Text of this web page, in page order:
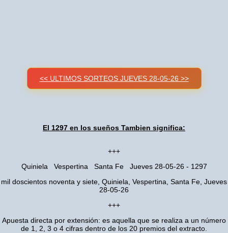
<< ULTIMOS SORTEOS JUEVES 28-05-26 >>
El 1297 en los sueños Tambien significa:
+++
Quiniela Vespertina Santa Fe Jueves 28-05-26 - 1297
mil doscientos noventa y siete, Quiniela, Vespertina, Santa Fe, Jueves
28-05-26
+++
Apuesta directa por extensión: es aquella que se realiza a un número
de 1, 2, 3 o 4 cifras dentro de los 20 premios del extracto.